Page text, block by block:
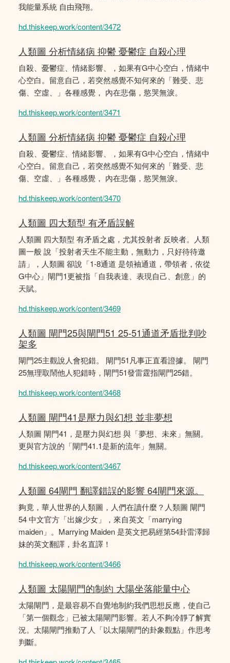
我能量系統 自由飛翔。
hd.thiskeep.work/content/3472
人類圖 分析情緒病 抑鬱 憂鬱症 自殺心理
自殺、憂鬱症、情緒影響、，如果有G中心空白，情緒中
心空白。留意自己，若突然感覺不知何來的「難受、悲
傷、空虛、」各種感覺， 內在悲傷，慾哭無淚。
hd.thiskeep.work/content/3471
人類圖 分析情緒病 抑鬱 憂鬱症 自殺心理
自殺、憂鬱症、情緒影響、，如果有G中心空白，情緒中
心空白。留意自己，若突然感覺不知何來的「難受、悲
傷、空虛、」各種感覺， 內在悲傷，慾哭無淚。
hd.thiskeep.work/content/3470
人類圖 四大類型 有矛盾誤解
人類圖 四大類型 有矛盾之處，尤其投射者 反映者。人類
圖一般 說「投射者天生不能主動，無動力，只好待待邀
請」，人類圖 卻說「1-8通道 是領袖通道，帶領者，依從
G中心」閘門1更被指「自我表達、表現自己、創意」的
天賦。
hd.thiskeep.work/content/3469
人類圖 閘門25與閘門51 25-51通道矛盾批判吵
架多
閘門25主觀說人會犯錯。 閘門51凡事正直看證據。 閘門
25無理取鬧他人犯錯時，閘門51發雷霆指閘門25錯。
hd.thiskeep.work/content/3468
人類圖 閘門41是壓力與幻想 並非夢想
人類圖 閘門41，是壓力與幻想 與「夢想、未來」無關。
更與官方說的「閘門41.1是新的流年」無關。
hd.thiskeep.work/content/3467
人類圖 64閘門 翻譯錯誤的影響 64閘門來源。
夠竟，華人世界的人類圖，人們在讀什麼？人類圖 閘門
54 中文官方「出嫁少女」，來自英文「marrying
maiden」。Marrying Maiden 是英文把易經第54卦雷澤歸
妹的英文翻譯，卦名直譯！
hd.thiskeep.work/content/3466
人類圖 太陽閘門的制約 大陽坐落能量中心
太陽閘門，是最容易不自覺地制約我們思想反應，使自己
「第一個觀念」已被太陽閘門影響。若人不夠冷靜了解實
況。太陽閘門推動了人「以太陽閘門的卦象觀點」作思考
判斷。